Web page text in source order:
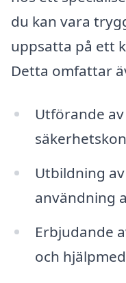
du kan vara
uppsatta på ett
Detta omfattar
Utförande
Utbildning
användning
Erbjudande
och